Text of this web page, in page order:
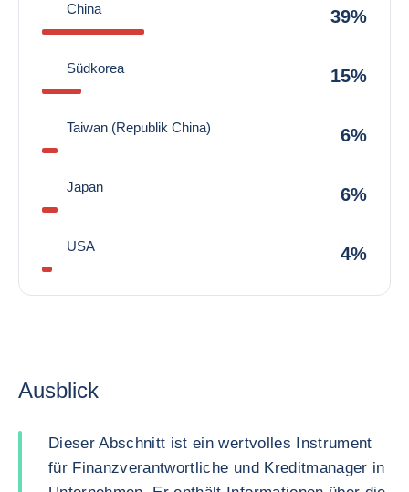
China 39%
Südkorea 15%
Taiwan (Republik China) 6%
Japan 6%
USA 4%
Ausblick
Dieser Abschnitt ist ein wertvolles Instrument
für Finanzverantwortliche und Kreditmanager in